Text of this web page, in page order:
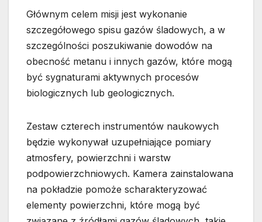
Głównym celem misji jest wykonanie
szczegółowego spisu gazów śladowych, a w
szczególności poszukiwanie dowodów na
obecność metanu i innych gazów, które mogą
być sygnaturami aktywnych procesów
biologicznych lub geologicznych.
Zestaw czterech instrumentów naukowych
będzie wykonywał uzupełniające pomiary
atmosfery, powierzchni i warstw
podpowierzchniowych. Kamera zainstalowana
na pokładzie pomoże scharakteryzować
elementy powierzchni, które mogą być